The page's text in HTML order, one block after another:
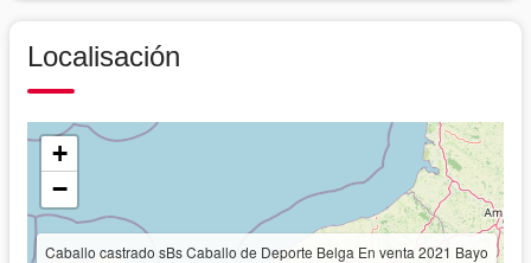
Localisación
Caballo castrado sBs Caballo de Deporte Belga En venta 2021 Bayo
+
−